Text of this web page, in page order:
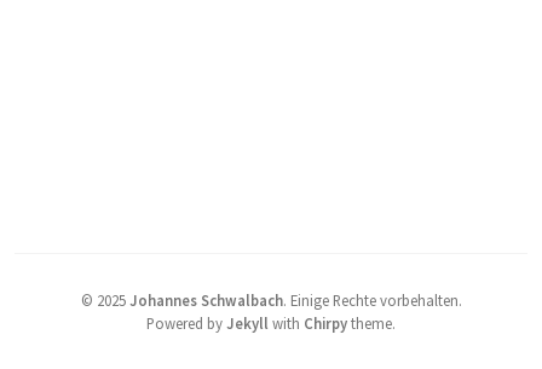
© 2025 Johannes Schwalbach. Einige Rechte vorbehalten.
Powered byJekyll with Chirpytheme.